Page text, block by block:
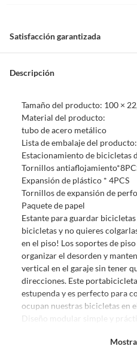
Satisfacción garantizada
de la compra.
comprado por internet y que hay
derecho:
Productos que, por su
puedan deteriorarse o caducar
Confeccionados a la medida.
De uso personal.
En sodimac.cl te damos30 días
estar en perfecto estado, con todas
entregamos.
Productos digitales que se
electrónica, por ejemplo,
para el computador.
Productos a pedido o
Productos que han sido
reparados, abiertos, de
con alguna deficiencia, que
Descripción
Tamaño del producto: 100 ×
Material del producto:
tubo de acero metálico
Lista de embalaje del producto:
Estacionamiento de bicicletas
Tornillos
Expansión de plástico * 4PCS
Tornillos de expansión de
Paquete de papel
Estante para guardar
bicicletas y no quieres
en el piso! Los soportes de
organizar el desorden y
vertical en el garaje sin tener
direcciones. Este
estupenda y es perfecto para
ocupan nuestras bicicletas en
Diseño modular simple y
calidad, simples y prácticos,